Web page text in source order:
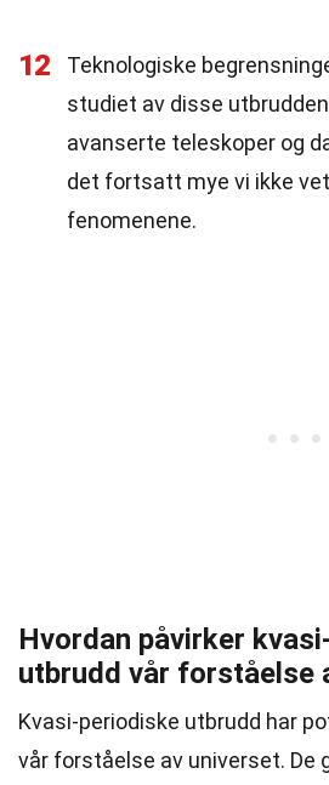
12
Teknologiske
studiet av disse
avanserte teleskoper og
det fortsatt mye vi ikke
fenomenene.
Hvordan påvirker
utbrudd vår forståelse
Kvasi-periodiske utbrudd har
vår forståelse av universet. De